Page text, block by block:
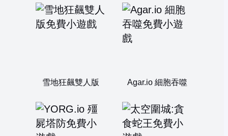
雪地狂飆雙人版 Agar.io 細胞吞噬